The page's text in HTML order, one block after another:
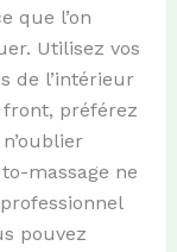
que l’on
Utilisez vos
de l’intérieur
front, préférez
massage ne
pouvez